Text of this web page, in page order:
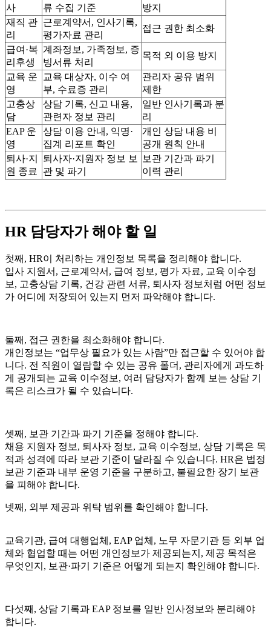
사 류 수집 기준
방지
재직 관
리
근로계약서, 인사기록,
평가자료 관리
접근 권한 최소화
급여·복
리후생
계좌정보, 가족정보, 증
빙서류 처리
목적 외 이용 방지
교육 운
영
교육 대상자, 이수 여
부, 수료증 관리
관리자 공유 범위
제한
고충상
담
상담 기록, 신고 내용,
관련자 정보 관리
일반 인사기록과 분
리
EAP 운
영
상담 이용 안내, 익명·
집계 리포트 확인
개인 상담 내용 비
공개 원칙 안내
퇴사·지
원 종료
퇴사자·지원자 정보 보
관 및 파기
보관 기간과 파기
이력 관리
HR 담당자가 해야 할 일
첫째, HR이 처리하는 개인정보 목록을 정리해야 합니다.
입사 지원서, 근로계약서, 급여 정보, 평가 자료, 교육 이수정
보, 고충상담 기록, 건강 관련 서류, 퇴사자 정보처럼 어떤 정보
가 어디에 저장되어 있는지 먼저 파악해야 합니다.
둘째, 접근 권한을 최소화해야 합니다.
개인정보는 “업무상 필요가 있는 사람”만 접근할 수 있어야 합
니다. 전 직원이 열람할 수 있는 공유 폴더, 관리자에게 과도하
게 공개되는 교육 이수정보, 여러 담당자가 함께 보는 상담 기
록은 리스크가 될 수 있습니다.
셋째, 보관 기간과 파기 기준을 정해야 합니다.
채용 지원자 정보, 퇴사자 정보, 교육 이수정보, 상담 기록은 목
적과 성격에 따라 보관 기준이 달라질 수 있습니다. HR은 법정
보관 기준과 내부 운영 기준을 구분하고, 불필요한 장기 보관
을 피해야 합니다.
넷째, 외부 제공과 위탁 범위를 확인해야 합니다.
교육기관, 급여 대행업체, EAP 업체, 노무 자문기관 등 외부 업
체와 협업할 때는 어떤 개인정보가 제공되는지, 제공 목적은
무엇인지, 보관·파기 기준은 어떻게 되는지 확인해야 합니다.
다섯째, 상담 기록과 EAP 정보를 일반 인사정보와 분리해야
합니다.